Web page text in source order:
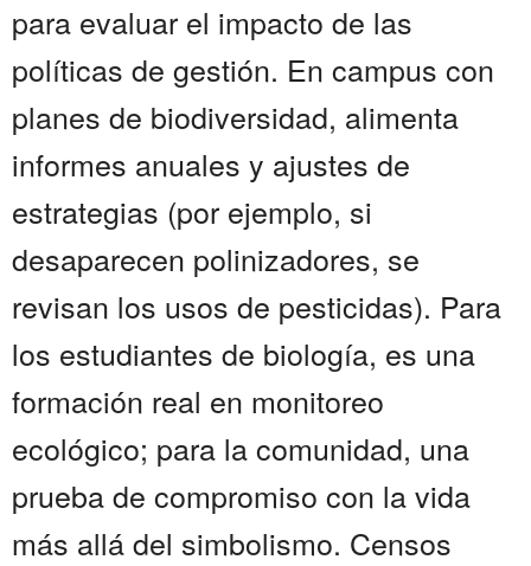
para evaluar el impacto de las
políticas de gestión. En campus con
planes de biodiversidad, alimenta
informes anuales y ajustes de
estrategias (por ejemplo, si
desaparecen polinizadores, se
revisan los usos de pesticidas). Para
los estudiantes de biología, es una
formación real en monitoreo
ecológico; para la comunidad, una
prueba de compromiso con la vida
más allá del simbolismo. Censos